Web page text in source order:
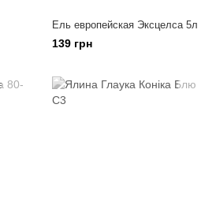
Ель европейская Эксцелса 5л
139 грн